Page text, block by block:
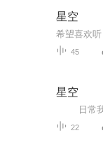
星空
希望喜欢听
45
星空
22